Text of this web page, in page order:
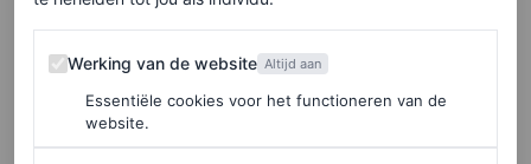
Werking van de website
Werking van de website Altijd aan
Essentiële cookies voor het functioneren van de
website.